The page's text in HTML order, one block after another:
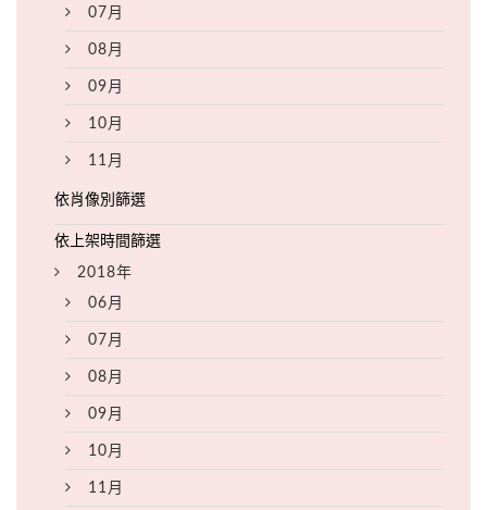
07月
08月
09月
10月
11月
2018年
06月
07月
08月
09月
10月
11月